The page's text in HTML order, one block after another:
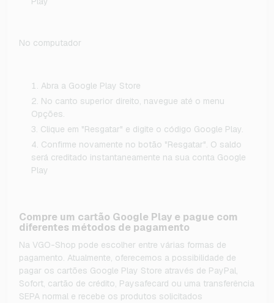
No computador
Abra a Google Play Store
No canto superior direito, navegue até o menu
Opções.
Clique em "Resgatar" e digite o código Google Play.
Confirme novamente no botão "Resgatar". O saldo
será creditado instantaneamente na sua conta Google
Play
Compre um cartão Google Play e pague com
diferentes métodos de pagamento
Na VGO-Shop pode escolher entre várias formas de
pagamento. Atualmente, oferecemos a possibilidade de
pagar os cartões Google Play Store através de PayPal,
Sofort, cartão de crédito, Paysafecard ou uma transferência
SEPA normal e recebe os produtos solicitados